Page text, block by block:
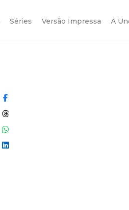
Séries Versão Impressa A
Compartilhar no Facebook
Compartilhar no Threads
Compartilhar no WhatsApp
Compartilhar no LinkedIn